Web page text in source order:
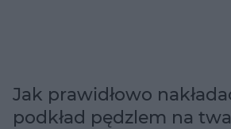
Jak prawidłowo
podkład pędzlem na